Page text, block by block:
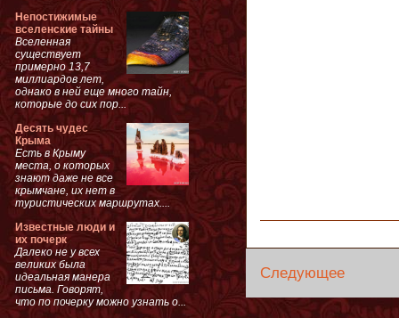
Следующее
Непостижимые
вселенские тайны
Вселенная
существует
примерно 13,7
миллиардов лет,
однако в ней еще много тайн,
которые до сих пор...
Десять чудес
Крыма
Есть в Крыму
места, о которых
знают даже не все
крымчане, их нет в
туристических маршрутах....
Известные люди и
их почерк
Далеко не у всех
великих была
идеальная манера
письма. Говорят,
что по почерку можно узнать о...